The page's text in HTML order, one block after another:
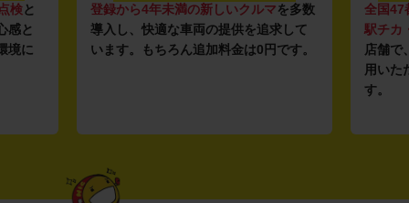
検と
感と
境に
登録から4年未満の新しいクルマを多数
導入し、快適な車両の提供を追求して
います。もちろん追加料金は0円です。
全国47
駅チカ
店舗で
用いた
す。